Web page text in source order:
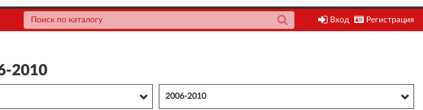
Вход Регистрация
2010
2006-2010